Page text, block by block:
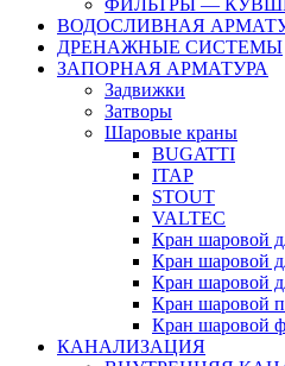
ФИЛЬТРЫ —
ВОДОСЛИВНАЯ
ДРЕНАЖНЫЕ СИСТЕМЫ
ЗАПОРНАЯ АРМАТУРА
Задвижки
Затворы
Шаровые краны
BUGATTI
ITAP
STOUT
VALTEC
Кран шаровой
Кран шаровой
Кран шаровой
Кран шаровой
Кран шаровой
КАНАЛИЗАЦИЯ